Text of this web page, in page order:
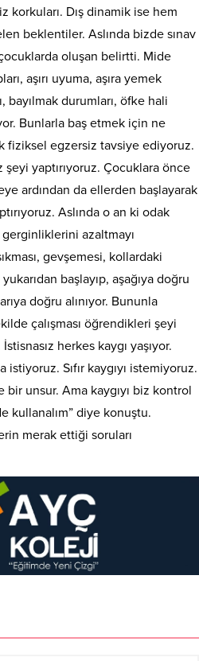
korkuları. Dış dinamik ise hem
beklentiler. Aslında bizde sınav
oluşan belirtti. Mide
aşırı uyuma, aşıra yemek
bayılmak durumları, öfke hali
Bunlarla baş etmek için ne
fiziksel egzersiz tavsiye ediyoruz.
yaptırıyoruz. Çocuklara önce
ardından da ellerden başlayarak
Aslında o an ki odak
gerginliklerini azaltmayı
gevşemesi, kollardaki
başlayıp, aşağıya doğru
doğru alınıyor. Bununla
çalışması öğrendikleri şeyi
herkes kaygı yaşıyor.
istiyoruz. Sıfır kaygıyı istemiyoruz.
bir unsur. Ama kaygıyı biz kontrol
kullanalım” diye konuştu.
merak ettiği soruları